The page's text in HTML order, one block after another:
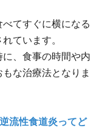
てすぐに横になる
ています。
、食事の時間や内
な治療法となりま
逆流性食道炎ってど